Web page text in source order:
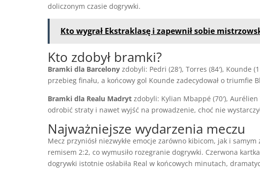
doliczonym czasie dogrywki.
Kto wygrał Ekstraklasę i zapewnił sobie
Kto zdobył bramki?
Bramki dla Barcelony zdobyli: Pedri (28′), Torres (84′), Kounde
przebieg finału, a końcowy gol Kounde zadecydował o triumfie
Bramki dla Realu Madryt zdobyli: Kylian Mbappé (70′),
odrobić straty i nawet wyjść na prowadzenie, choć nie
Najważniejsze wydarzenia meczu
Mecz przyniósł niezwykłe emocje zarówno kibicom, jak i
remisem 2:2, co wymusiło rozegranie dogrywki. Czerwona
dogrywki istotnie osłabiła Real w końcowych minutach,